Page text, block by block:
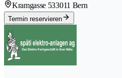
Kramgasse 533011 Bern
Termin reservieren